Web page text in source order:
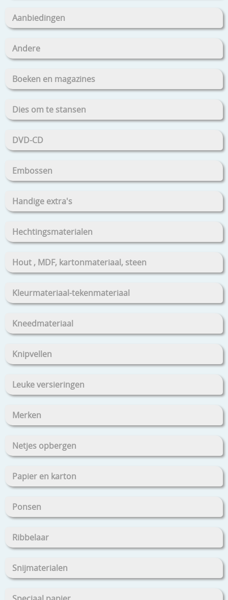
Aanbiedingen
Andere
Boeken en magazines
Dies om te stansen
DVD-CD
Embossen
Handige extra's
Hechtingsmaterialen
Hout , MDF, kartonmateriaal, steen
Kleurmateriaal-tekenmateriaal
Kneedmateriaal
Knipvellen
Leuke versieringen
Merken
Netjes opbergen
Papier en karton
Ponsen
Ribbelaar
Snijmaterialen